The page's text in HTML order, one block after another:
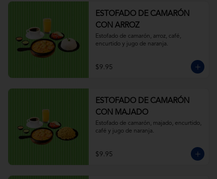
ESTOFADO DE CAMARÓN
CON ARROZ
Estofado de camarón, arroz, café,
encurtido y jugo de naranja.
$9.95
ESTOFADO DE CAMARÓN
CON MAJADO
Estofado de camarón, majado, encurtido,
café y jugo de naranja.
$9.95